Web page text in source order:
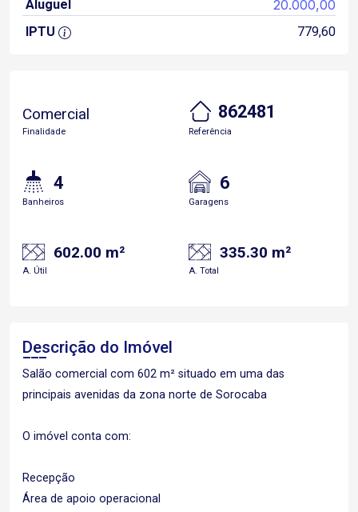
Aluguel 20.000,00
IPTU 779,60
Comercial
Finalidade
862481
Referência
4
Banheiros
6
Garagens
602.00 m²
A. Útil
335.30 m²
A. Total
Descrição do Imóvel
Salão comercial com 602 m² situado em uma das
principais avenidas da zona norte de Sorocaba
O imóvel conta com:
Recepção
Área de apoio operacional